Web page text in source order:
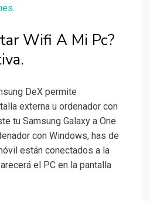
Wifi A Mi Pc?
DeX permite
externa u ordenador con
tu Samsung Galaxy a One
con Windows, has de
están conectados a la
el PC en la pantalla